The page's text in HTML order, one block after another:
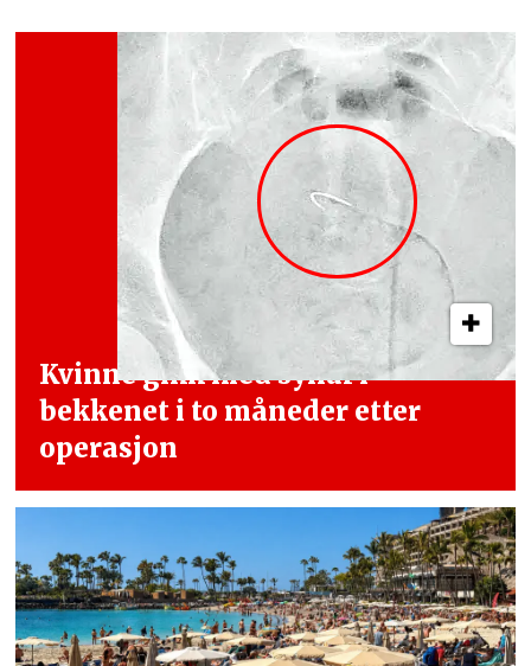
Kvinne gikk med synål i
bekkenet i to måneder etter
operasjon